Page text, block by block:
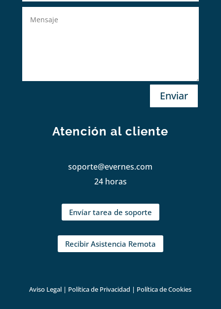
Enviar
Atención al cliente
soporte@evernes.com
24 horas
Envíar tarea de soporte
Recibir Asistencia Remota
Aviso Legal | Política de Privacidad | Política de Cookies